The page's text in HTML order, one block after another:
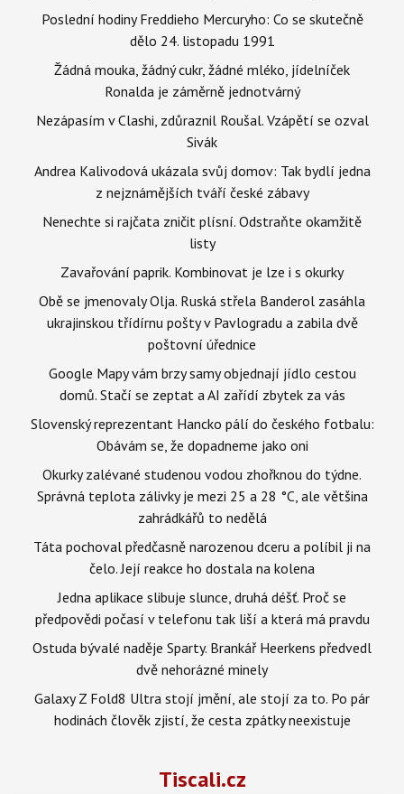
Poslední hodiny Freddieho Mercuryho: Co se skutečně
dělo 24. listopadu 1991
Žádná mouka, žádný cukr, žádné mléko, jídelníček
Ronalda je záměrně jednotvárný
Nezápasím v Clashi, zdůraznil Roušal. Vzápětí se ozval
Sivák
Andrea Kalivodová ukázala svůj domov: Tak bydlí jedna
z nejznámějších tváří české zábavy
Nenechte si rajčata zničit plísní. Odstraňte okamžitě
listy
Zavařování paprik. Kombinovat je lze i s okurky
Obě se jmenovaly Olja. Ruská střela Banderol zasáhla
ukrajinskou třídírnu pošty v Pavlogradu a zabila dvě
poštovní úřednice
Google Mapy vám brzy samy objednají jídlo cestou
domů. Stačí se zeptat a AI zařídí zbytek za vás
Slovenský reprezentant Hancko pálí do českého fotbalu:
Obávám se, že dopadneme jako oni
Okurky zalévané studenou vodou zhořknou do týdne.
Správná teplota zálivky je mezi 25 a 28 °C, ale většina
zahrádkářů to nedělá
Táta pochoval předčasně narozenou dceru a políbil ji na
čelo. Její reakce ho dostala na kolena
Jedna aplikace slibuje slunce, druhá déšť. Proč se
předpovědi počasí v telefonu tak liší a která má pravdu
Ostuda bývalé naděje Sparty. Brankář Heerkens předvedl
dvě nehorázné minely
Galaxy Z Fold8 Ultra stojí jmění, ale stojí za to. Po pár
hodinách člověk zjistí, že cesta zpátky neexistuje
Tiscali.cz